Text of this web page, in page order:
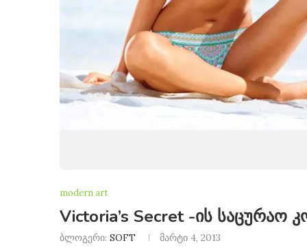
modern art
Victoria’s Secret -ის საცურაო
ბლოგერი: SOFT მარტი 4, 2013